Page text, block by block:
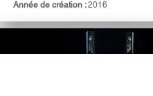
Année de création :2016